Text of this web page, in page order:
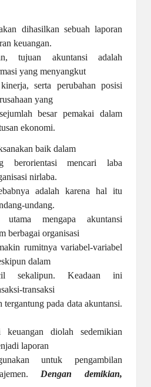
dihasilkan sebuah laporan
keuangan.
tujuan akuntansi adalah
yang menyangkut
serta perubahan posisi
yang
besar pemakai dalam
ekonomi.
baik dalam
berorientasi mencari laba
nirlaba.
adalah karena hal itu
undang.
utama mengapa akuntansi
berbagai organisasi
rumitnya variabel-variabel
dalam
sekalipun. Keadaan ini
transaksi
tergantung pada data akuntansi.
keuangan diolah sedemikian
laporan
untuk pengambilan
Dengan demikian,